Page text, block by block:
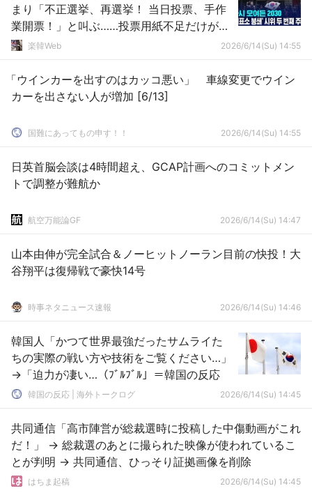
まり「不正選挙、再選挙！ 当日投票、手作
業開票！」と叫ぶ……投票用紙不足だけがデ
モの原因じゃないんですよね
楽韓Web 2026/6/14(Su) 14:55
「ウインカーを出すのはカッコ悪い」 車線変更でウイン
カーを出さない人が増加 [6/13]
国難にあってもの申す！！ 2026/6/14(Su) 14:55
日英首脳会談は4時間超え、GCAP計画へのコミットメン
トで調整が難航か
航空万能論GF 2026/6/14(Su) 14:47
山本由伸が完全試合＆ノーヒットノーラン目前の快投！大
谷翔平は復帰戦で豪快14号
時事ネタニュース速報 2026/6/14(Su) 14:46
韓国人「かつて世界最強だったサムライた
ちの実際の戦い方や技術をご覧ください…」
→「迫力が凄い…（ﾌﾞﾙﾌﾞﾙ」＝韓国の反応
韓国の反応 | 海外トークログ 2026/6/14(Su) 14:45
共同通信「高市陣営が総裁選時に投稿した中傷動画がこれ
だ！」 → 総裁選のあとに撮られた映像が使われているこ
とが判明 → 共同通信、ひっそり証拠画像を削除
はちま起稿 2026/6/14(Su) 14:45